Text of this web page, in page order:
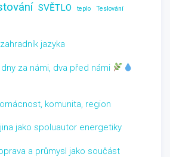
SVĚTLO teplo Teslování
jazyka
za námi, dva před námi
komunita, region
jako spoluautor energetiky
a průmysl jako součást